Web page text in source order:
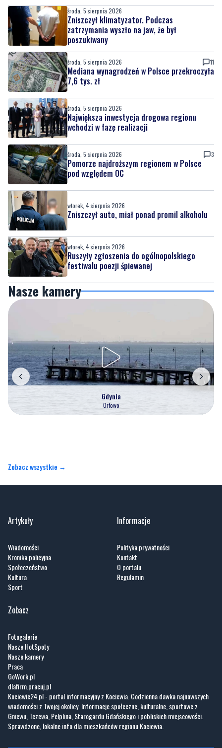
środa, 5 sierpnia 2026
Zniszczył klimatyzator. Podczas
zatrzymania wyszło na jaw, że był
poszukiwany
środa, 5 sierpnia 2026 11
Mediana wynagrodzeń w Polsce przekroczyła
7,6 tys. zł
środa, 5 sierpnia 2026
Największa inwestycja drogowa regionu
wchodzi w fazę realizacji
środa, 5 sierpnia 2026 3
Pomorze najdroższym regionem w Polsce
pod względem OC
wtorek, 4 sierpnia 2026
Zniszczył auto, miał ponad promil alkoholu
wtorek, 4 sierpnia 2026
Ruszyły zgłoszenia do ogólnopolskiego
festiwalu poezji śpiewanej
Nasze kamery
Gdynia
Orłowo
Zobacz wszystkie →
Artykuły
Wiadomości
Kronika policyjna
Społeczeństwo
Kultura
Sport
Informacje
Polityka prywatności
Kontakt
O portalu
Regulamin
Zobacz
Fotogalerie
Nasze HotSpoty
Nasze kamery
Praca
GoWork.pl
dlafirm.pracuj.pl
Kociewie24.pl - portal informacyjny z Kociewia. Codzienna dawka najnowszych
wiadomości z Twojej okolicy. Informacje społeczne, kulturalne, sportowe z
Gniewu, Tczewa, Pelplina, Starogardu Gdańskiego i pobliskich miejscowości.
Sprawdzone, lokalne info dla mieszkańców regionu Kociewia.